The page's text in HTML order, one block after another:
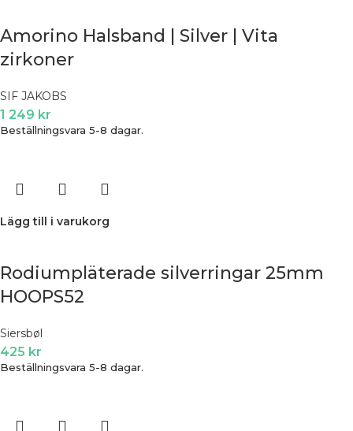
Amorino Halsband | Silver | Vita
zirkoner
SIF JAKOBS
1 249 kr
Beställningsvara 5-8 dagar.
Lägg till i varukorg
Rodiumpläterade silverringar 25mm
HOOPS52
Siersbøl
425 kr
Beställningsvara 5-8 dagar.